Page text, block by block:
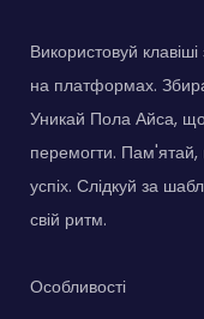
Використовуй
на платформах.
Уникай Пола Айса,
перемогти. Пам'ятай,
успіх. Слідкуй за
свій ритм.
Особливості